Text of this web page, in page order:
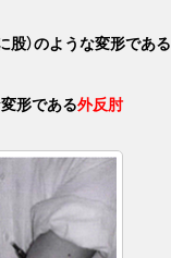
股）のような変形である
変形である外反肘